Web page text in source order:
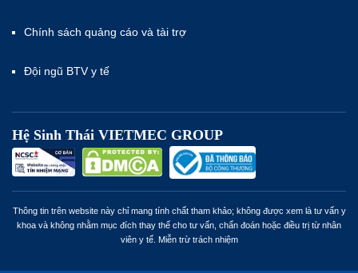
Chính sách quảng cáo và tài trợ
Đội ngũ BTV y tế
Hệ Sinh Thái VIETMEC GROUP
Thông tin trên website này chỉ mang tính chất tham khảo; không được xem là tư vấn y
khoa và không nhằm mục đích thay thế cho tư vấn, chẩn đoán hoặc điều trị từ nhân
viên y tế. Miễn trừ trách nhiệm